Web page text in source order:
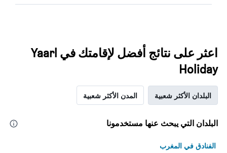
اعثر على نتائج أفضل لإقامتك في Yaarl
Holiday
البلدان الأكثر شعبية المدن الأكثر شعبية
البلدان التي يبحث عنها مستخدمونا
الفنادق في المغرب